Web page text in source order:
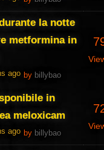
la notte
metformina in
ago by billybao
in
meloxicam
ago by billybao